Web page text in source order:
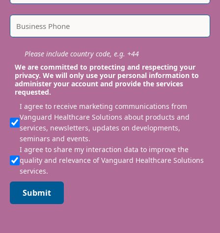
Please include country code, e.g. +44
We are committed to protecting and respecting your
privacy. We will only use your personal information to
administer your account and provide the services
requested.
I agree to receive marketing communications from
Vanguard Healthcare Solutions about products and
services, newsletters, updates on developments,
seminars and events.
I agree to share my interaction data to improve the
quality and relevance of Vanguard Healthcare Solutions
services.
Submit